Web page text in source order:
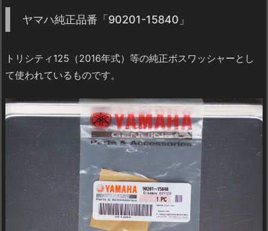
ヤマハ純正品番「90201-15840」
トリシティ125（2016年式）等の純正ボスワッシャーとし
て使われているものです。